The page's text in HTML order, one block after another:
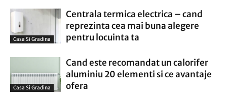
Casa Si Gradina
Centrala termica electrica – cand
reprezinta cea mai buna alegere
pentru locuinta ta
Casa Si Gradina
Cand este recomandat un calorifer
aluminiu 20 elementi si ce avantaje
ofera